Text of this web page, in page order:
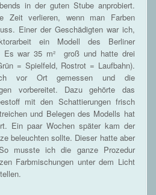
in der guten Stube anprobiert.
Zeit verlieren, wenn man Farben
Einer der Geschädigten war ich,
ein Modell des Berliner
Es war 35 m² groß und hatte drei
= Spielfeld, Rostrot = Laufbahn).
vor Ort gemessen und die
vorbereitet. Dazu gehörte das
mit den Schattierungen frisch
und Belegen des Modells hat
Ein paar Wochen später kam der
beleuchten sollte. Dieser hatte aber
musste ich die ganze Prozedur
Farbmischungen unter dem Licht